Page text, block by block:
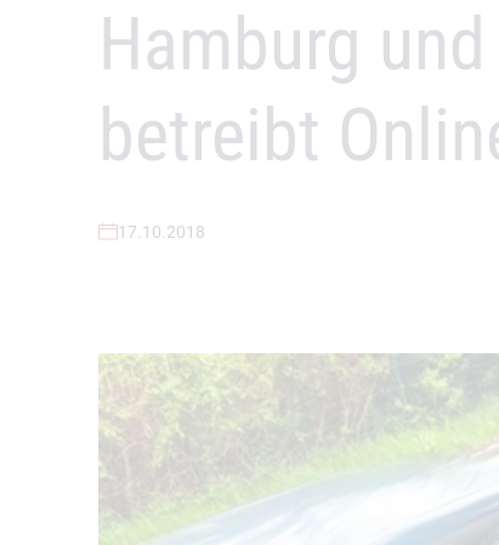
–
Hamburg
betreibt
17.10.2018